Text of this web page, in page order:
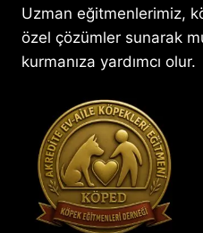
Uzman eğitmenlerimiz,
özel çözümler sunarak
kurmanıza yardımcı olur.